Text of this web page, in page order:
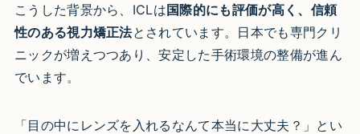
こうした背景から、ICLは国際的にも評価が高く、信頼
性のある視力矯正法とされています。日本でも専門クリ
ニックが増えつつあり、安定した手術環境の整備が進ん
でいます。
「目の中にレンズを入れるなんて本当に大丈夫？」とい